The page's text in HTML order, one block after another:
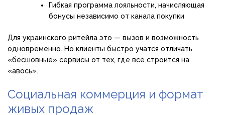
Гибкая программа лояльности, начисляющая
бонусы независимо от канала покупки
Для украинского ритейла это — вызов и возможность
одновременно. Но клиенты быстро учатся отличать
«бесшовные» сервисы от тех, где всё строится на
«авось».
Социальная коммерция и формат
живых продаж